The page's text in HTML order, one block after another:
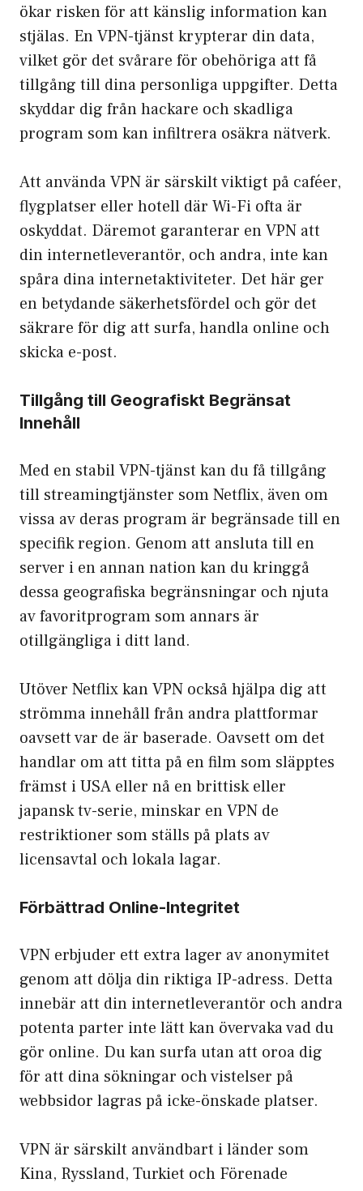
ökar risken för att känslig information kan
stjälas. En VPN-tjänst krypterar din data,
vilket gör det svårare för obehöriga att få
tillgång till dina personliga uppgifter. Detta
skyddar dig från hackare och skadliga
program som kan infiltrera osäkra nätverk.
Att använda VPN är särskilt viktigt på caféer,
flygplatser eller hotell där Wi-Fi ofta är
oskyddat. Däremot garanterar en VPN att
din internetleverantör, och andra, inte kan
spåra dina internetaktiviteter. Det här ger
en betydande säkerhetsfördel och gör det
säkrare för dig att surfa, handla online och
skicka e-post.
Tillgång till Geografiskt Begränsat
Innehåll
Med en stabil VPN-tjänst kan du få tillgång
till streamingtjänster som Netflix, även om
vissa av deras program är begränsade till en
specifik region. Genom att ansluta till en
server i en annan nation kan du kringgå
dessa geografiska begränsningar och njuta
av favoritprogram som annars är
otillgängliga i ditt land.
Utöver Netflix kan VPN också hjälpa dig att
strömma innehåll från andra plattformar
oavsett var de är baserade. Oavsett om det
handlar om att titta på en film som släpptes
främst i USA eller nå en brittisk eller
japansk tv-serie, minskar en VPN de
restriktioner som ställs på plats av
licensavtal och lokala lagar.
Förbättrad Online-Integritet
VPN erbjuder ett extra lager av anonymitet
genom att dölja din riktiga IP-adress. Detta
innebär att din internetleverantör och andra
potenta parter inte lätt kan övervaka vad du
gör online. Du kan surfa utan att oroa dig
för att dina sökningar och vistelser på
webbsidor lagras på icke-önskade platser.
VPN är särskilt användbart i länder som
Kina, Ryssland, Turkiet och Förenade